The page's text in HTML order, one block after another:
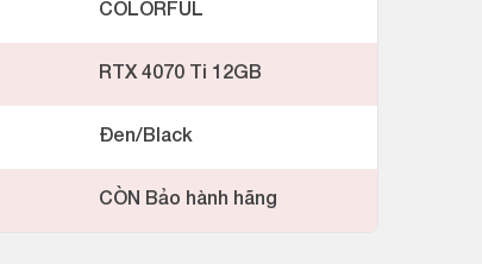
COLORFUL
RTX 4070 Ti 12GB
Đen/Black
CÒN Bảo hành hãng